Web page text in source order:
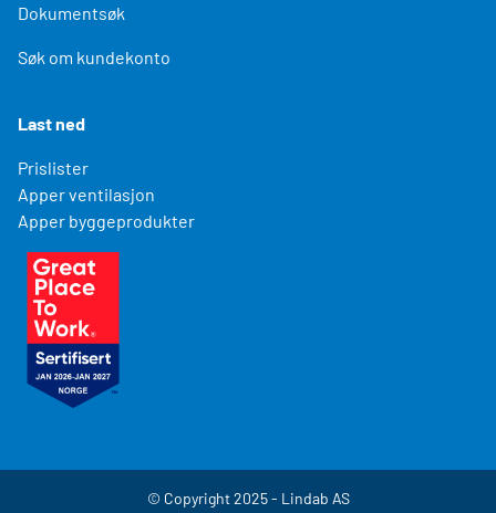
Dokumentsøk
Søk om kundekonto
Last ned
Prislister
Apper ventilasjon
Apper byggeprodukter
© Copyright 2025 - Lindab AS